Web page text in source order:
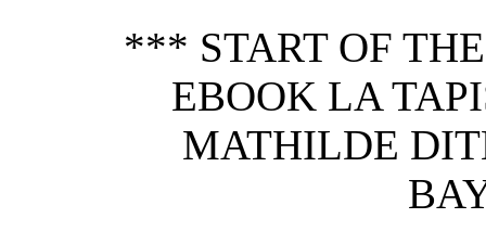
*** START OF
EBOOK LA
MATHILDE